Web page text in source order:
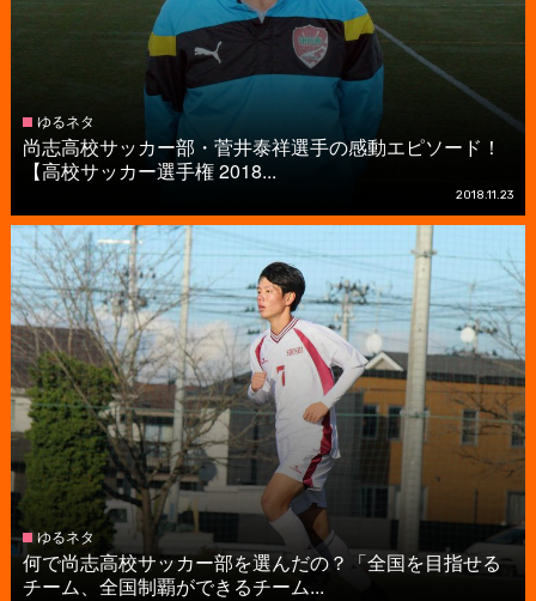
ゆるネタ
尚志高校サッカー部・菅井泰祥選手の感動エピソード！
【高校サッカー選手権 2018...
2018.11.23
ゆるネタ
何で尚志高校サッカー部を選んだの？「全国を目指せる
チーム、全国制覇ができるチーム...